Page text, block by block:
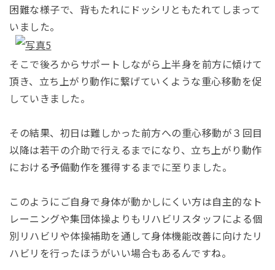
困難な様子で、背もたれにドッシリともたれてしまって
いました。
そこで後ろからサポートしながら上半身を前方に傾けて
頂き、立ち上がり動作に繋げていくような重心移動を促
していきました。
その結果、初日は難しかった前方への重心移動が３回目
以降は若干の介助で行えるまでになり、立ち上がり動作
における予備動作を獲得するまでに至りました。
このようにご自身で身体が動かしにくい方は自主的なト
レーニングや集団体操よりもリハビリスタッフによる個
別リハビリや体操補助を通して身体機能改善に向けたリ
ハビリを行ったほうがいい場合もあるんですね。